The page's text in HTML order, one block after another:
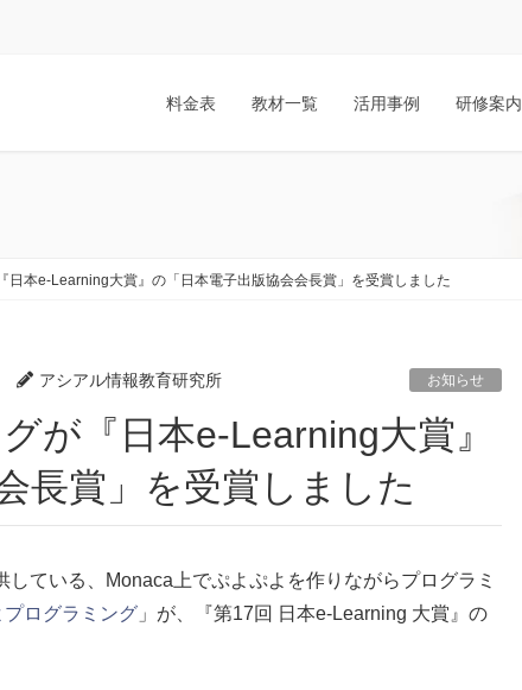
料金表 教材一覧 活用事例 研修案内
日本e-Learning大賞』の「日本電子出版協会会長賞」を受賞しました
アシアル情報教育研究所 お知らせ
長賞」を受賞しました
ている、Monaca上でぷよぷよを作りながらプログラミ
ログラミング 」が、『第17回 日本e-Learning 大賞』の